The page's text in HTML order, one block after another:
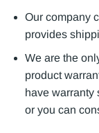
Our company
provides
We are the
product
have warranty
or you can